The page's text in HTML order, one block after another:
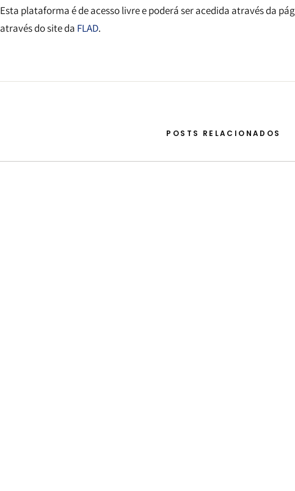
Esta plataforma é de acesso livre e poderá ser acedida através da
através do site da FLAD.
POSTS RELACIONADOS